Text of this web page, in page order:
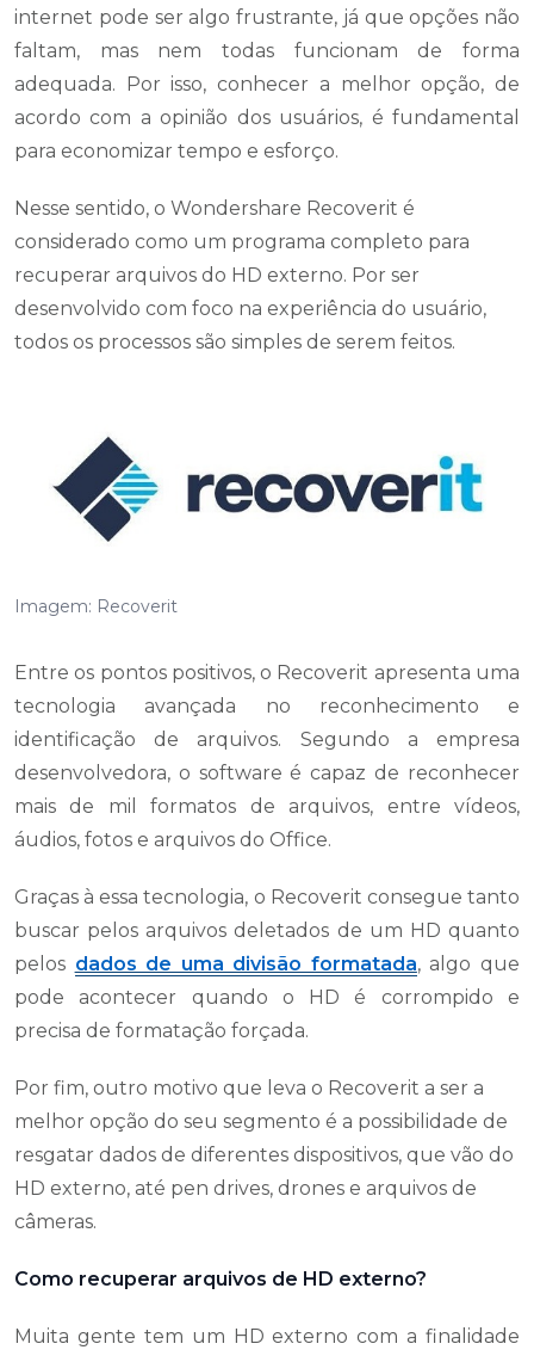
internet pode ser algo frustrante, já que opções não
faltam, mas nem todas funcionam de forma
adequada. Por isso, conhecer a melhor opção, de
acordo com a opinião dos usuários, é fundamental
para economizar tempo e esforço.
Nesse sentido, o Wondershare Recoverit é
considerado como um programa completo para
recuperar arquivos do HD externo. Por ser
desenvolvido com foco na experiência do usuário,
todos os processos são simples de serem feitos.
Imagem: Recoverit
Entre os pontos positivos, o Recoverit apresenta uma
tecnologia avançada no reconhecimento e
identificação de arquivos. Segundo a empresa
desenvolvedora, o software é capaz de reconhecer
mais de mil formatos de arquivos, entre vídeos,
áudios, fotos e arquivos do Office.
Graças à essa tecnologia, o Recoverit consegue tanto
buscar pelos arquivos deletados de um HD quanto
pelos dados de uma divisão formatada, algo que
pode acontecer quando o HD é corrompido e
precisa de formatação forçada.
Por fim, outro motivo que leva o Recoverit a ser a
melhor opção do seu segmento é a possibilidade de
resgatar dados de diferentes dispositivos, que vão do
HD externo, até pen drives, drones e arquivos de
câmeras.
Como recuperar arquivos de HD externo?
Muita gente tem um HD externo com a finalidade